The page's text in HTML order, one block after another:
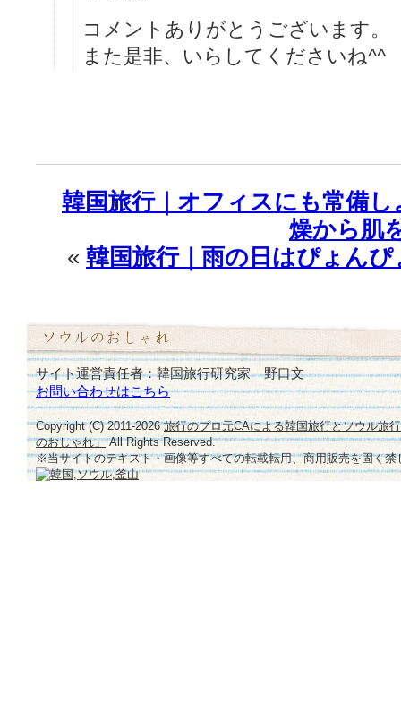
コメントありがとうございます。
また是非、いらしてくださいね^^
韓国旅行｜オフィスにも常備
燥から肌
« 韓国旅行｜雨の日はぴょん
サイト運営責任者：韓国旅行研究家 野口文
お問い合わせはこちら
Copyright (C) 2011-2026旅行のプロ元CAによる韓国旅行とソウル旅
のおしゃれ」All Rights Reserved.
※当サイトのテキスト・画像等すべての転載転用、商用販売を固く禁